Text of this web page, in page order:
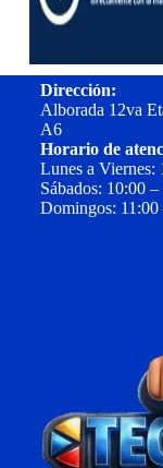
Dirección:
Alborada 12va
A6
Horario de
Lunes a Viernes:
Sábados: 10:00
Domingos: 11:00